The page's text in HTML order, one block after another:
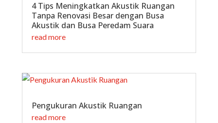
4 Tips Meningkatkan Akustik Ruangan
Tanpa Renovasi Besar dengan Busa
Akustik dan Busa Peredam Suara
read more
Pengukuran Akustik Ruangan
read more